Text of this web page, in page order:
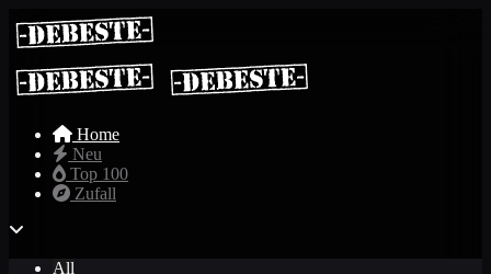
Home
Neu
Top 100
Zufall
All